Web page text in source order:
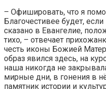
– Офишировать, что я
Благочестивее будет,
сказано в Евангелие,
тихо, – отвечает
честь иконы Божией
образ явился здесь, на
наша никогда не
мирные дни, в гонения в
памятник истории и